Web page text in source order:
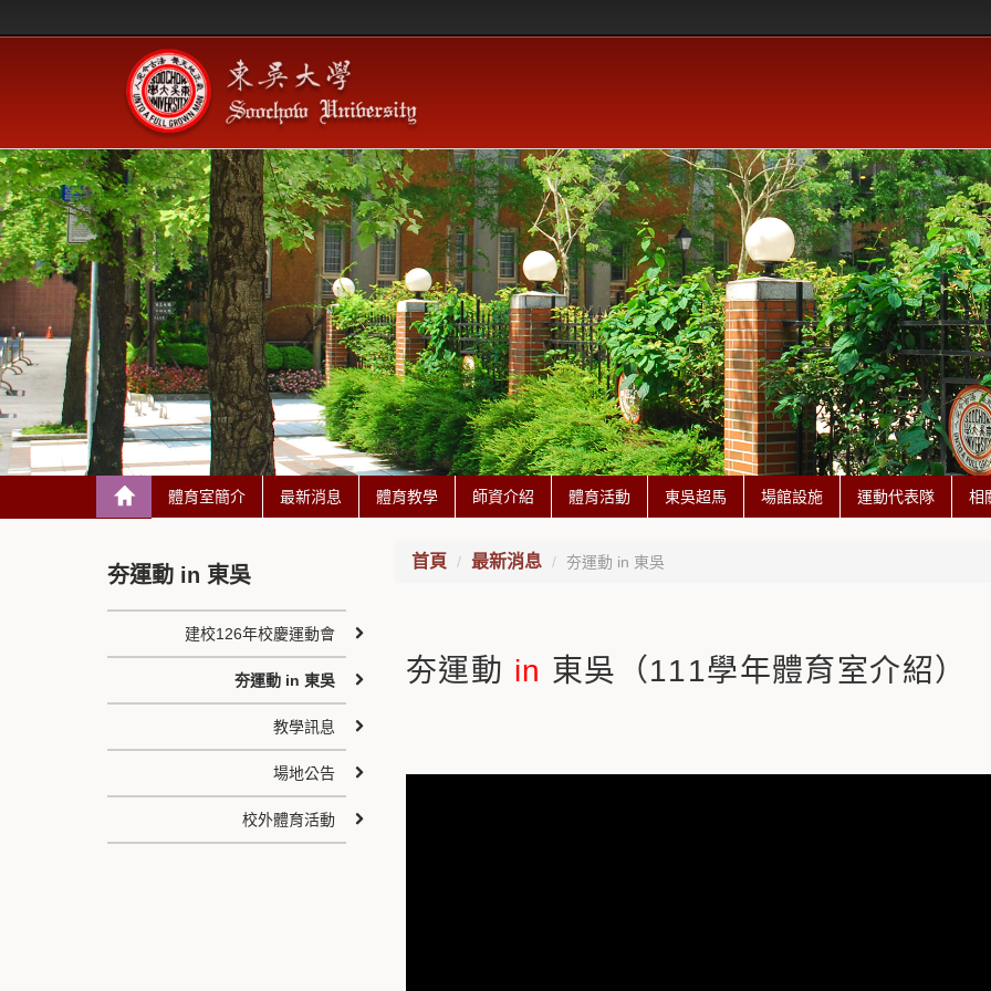
體育室簡介 最新消息 體育教學 師資介紹 體育活動 東吳超馬 場館設施 運動代表隊 相
首頁 最新消息 夯運動 in 東吳
夯運動 in 東吳（111學年體育室介紹）
夯運動 in 東吳
建校126年校慶運動會
夯運動 in 東吳
教學訊息
場地公告
校外體育活動